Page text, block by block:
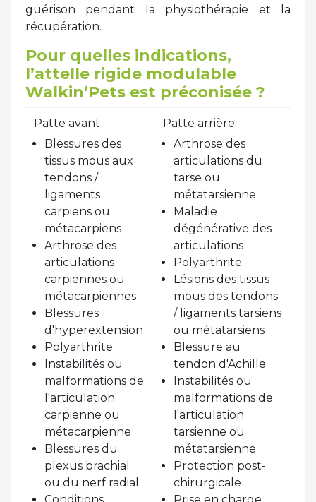
guérison pendant la physiothérapie et la
récupération.
Pour quelles indications,
l’attelle rigide modulable
Walkin‘Pets est préconisée ?
Patte avant
Blessures des
tissus mous aux
tendons /
ligaments
carpiens ou
métacarpiens
Arthrose des
articulations
carpiennes ou
métacarpiennes
Blessures
d'hyperextension
Polyarthrite
Instabilités ou
malformations de
l'articulation
carpienne ou
métacarpienne
Blessures du
plexus brachial
ou du nerf radial
Patte arrière
Arthrose des
articulations du
tarse ou
métatarsienne
Maladie
dégénérative des
articulations
Polyarthrite
Lésions des tissus
mous des tendons
/ ligaments tarsiens
ou métatarsiens
Blessure au
tendon d'Achille
Instabilités ou
malformations de
l'articulation
tarsienne ou
métatarsienne
Protection post-
chirurgicale